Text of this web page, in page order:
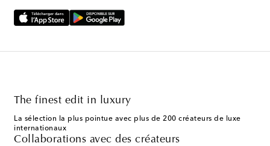
The finest edit in luxury
La sélection la plus pointue avec plus de 200 créateurs de luxe
internationaux
Collaborations avec des créateurs